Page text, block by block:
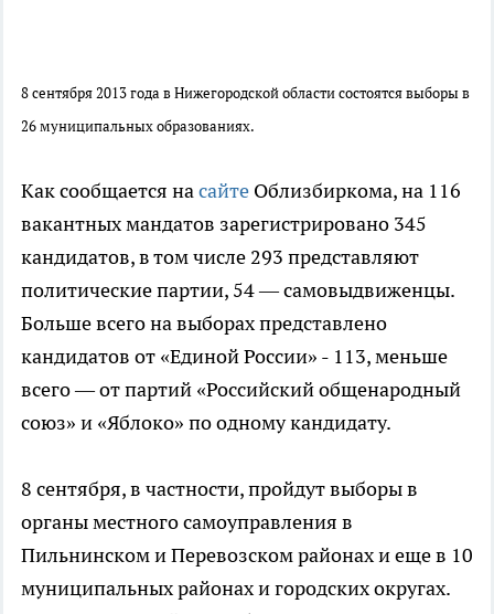
8 сентября 2013 года в Нижегородской области состоятся выборы в
26 муниципальных образованиях.
Как сообщается насайте Облизбиркома, на 116
вакантных мандатов зарегистрировано 345
кандидатов, в том числе 293 представляют
политические партии, 54 — самовыдвиженцы.
Больше всего на выборах представлено
кандидатов от «Единой России» - 113, меньше
всего — от партий «Российский общенародный
союз» и «Яблоко» по одному кандидату.
8 сентября, в частности, пройдут выборы в
органы местного самоуправления в
Пильнинском и Перевозском районах и еще в 10
муниципальных районах и городских округах.